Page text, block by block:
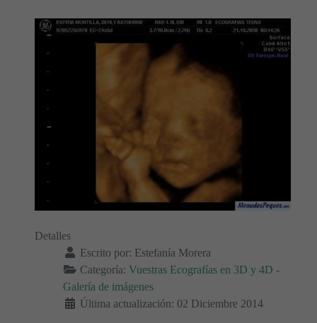
Detalles
Escrito por: Estefanía Morera
Categoría: Vuestras Ecografías en 3D y 4D -
Galería de imágenes
Última actualización: 02 Diciembre 2014